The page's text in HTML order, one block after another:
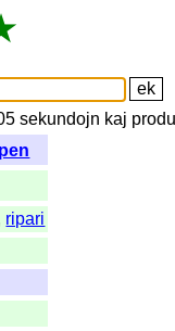
sekundojn kaj
ripari